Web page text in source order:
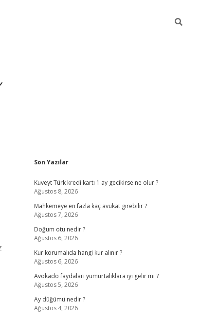
Sidebar
Son Yazılar
Kuveyt Türk kredi kartı 1 ay gecikirse ne olur ?
Ağustos 8, 2026
Mahkemeye en fazla kaç avukat girebilir ?
Ağustos 7, 2026
Doğum otu nedir ?
Ağustos 6, 2026
Kur korumalıda hangi kur alınır ?
Ağustos 6, 2026
Avokado faydaları yumurtalıklara iyi gelir mi ?
Ağustos 5, 2026
Ay düğümü nedir ?
Ağustos 4, 2026
betcivdcasino giriş